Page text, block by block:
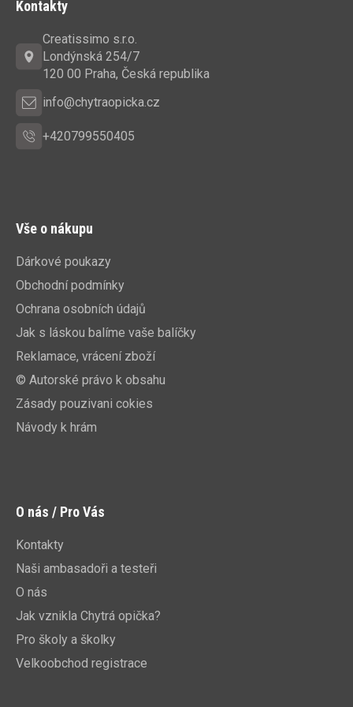
Kontakty
Creatissimo s.r.o.
Londýnská 254/7
120 00 Praha, Česká republika
info@chytraopicka.cz
+420799550405
Vše o nákupu
Dárkové poukazy
Obchodní podmínky
Ochrana osobních údajů
Jak s láskou balíme vaše balíčky
Reklamace, vrácení zboží
© Autorské právo k obsahu
Zásady pouzivani cokies
Návody k hrám
O nás / Pro Vás
Kontakty
Naši ambasadoři a testeři
O nás
Jak vznikla Chytrá opička?
Pro školy a školky
Velkoobchod registrace